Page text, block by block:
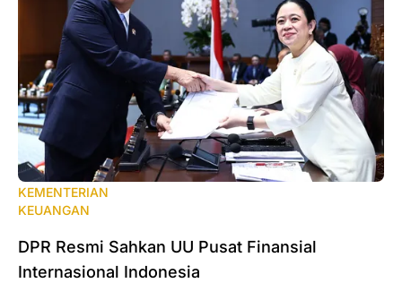
KEMENTERIAN
KEUANGAN
DPR Resmi Sahkan UU Pusat Finansial
Internasional Indonesia